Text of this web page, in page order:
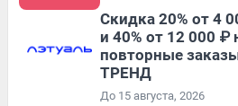
Скидка 20% от 4
и 40% от 12 000 ₽
повторные
ТРЕНД
До 15 августа, 2026